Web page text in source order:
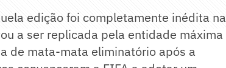
edição foi completamente inédita na
a ser replicada pela entidade máxima
de mata-mata eliminatório após a